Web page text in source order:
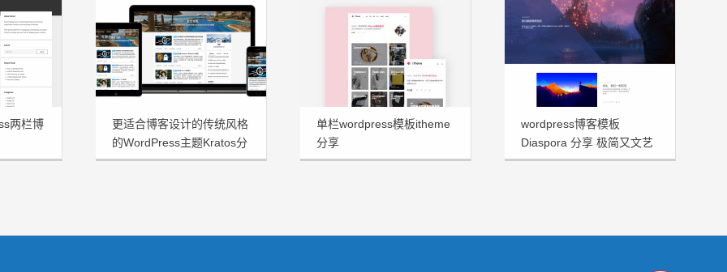
两栏博
更适合博客设计的传统风格
的WordPress主题Kratos分
享
单栏wordpress模板itheme
分享
wordpress博客模板
Diaspora 分享 极简又文艺
十足